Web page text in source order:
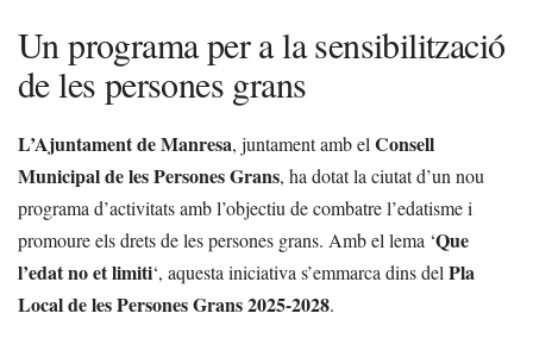
Un programa per a la sensibilització
de les persones grans
L’Ajuntament de Manresa, juntament amb el Consell
Municipal de les Persones Grans, ha dotat la ciutat d’un nou
programa d’activitats amb l’objectiu de combatre l’edatisme i
promoure els drets de les persones grans. Amb el lema ‘Que
l’edat no et limiti‘, aquesta iniciativa s’emmarca dins del Pla
Local de les Persones Grans 2025-2028.